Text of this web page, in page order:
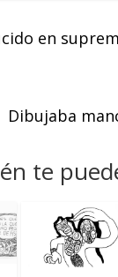
en
Dibujaba
te